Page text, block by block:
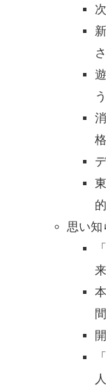
格
的
思い知